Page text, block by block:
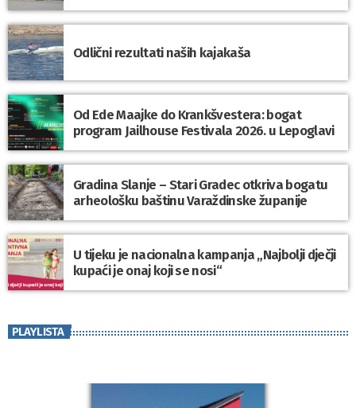
Odlični rezultati naših kajakaša
Od Ede Maajke do Krankšvestera: bogat
program Jailhouse Festivala 2026. u Lepoglavi
Gradina Slanje – Stari Gradec otkriva bogatu
arheološku baštinu Varaždinske županije
U tijeku je nacionalna kampanja „Najbolji dječji
kupaći je onaj koji se nosi“
PLAYLISTA